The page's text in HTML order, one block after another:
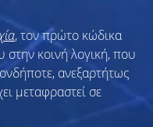
, τον πρώτο κώδικα
στην κοινή λογική, που
ανεξαρτήτως
μεταφραστεί σε